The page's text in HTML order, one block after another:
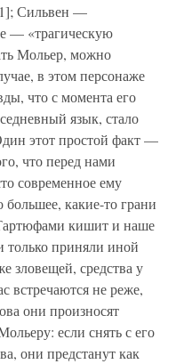
Сильвен —
— «трагическую
Мольер, можно
в этом персонаже
что с момента его
язык, стало
этот простой факт —
что перед нами
современное ему
большее, какие-то грани
кишит и наше
только приняли иной
зловещей, средства у
встречаются не реже,
они произносят
если снять с его
они предстанут как